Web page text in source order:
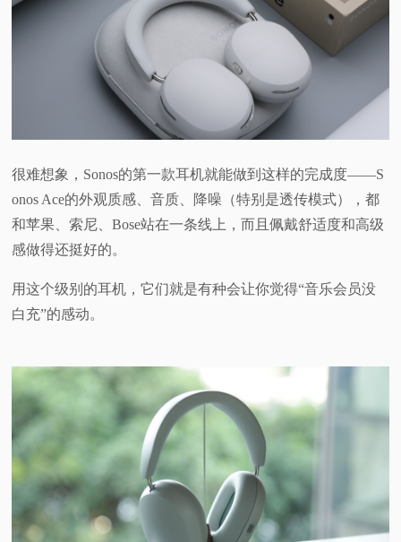
很难想象，Sonos的第一款耳机就能做到这样的完成度——S
onos Ace的外观质感、音质、降噪（特别是透传模式），都
和苹果、索尼、Bose站在一条线上，而且佩戴舒适度和高级
感做得还挺好的。
用这个级别的耳机，它们就是有种会让你觉得“音乐会员没
白充”的感动。